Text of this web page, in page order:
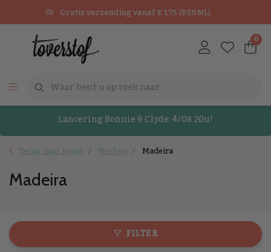
Gratis verzending vanaf € 175 (BE&NL)
0
Lancering Bonnie & Clyde: 4/08 20u!
Terug naar home Merken Madeira
Madeira
FILTER